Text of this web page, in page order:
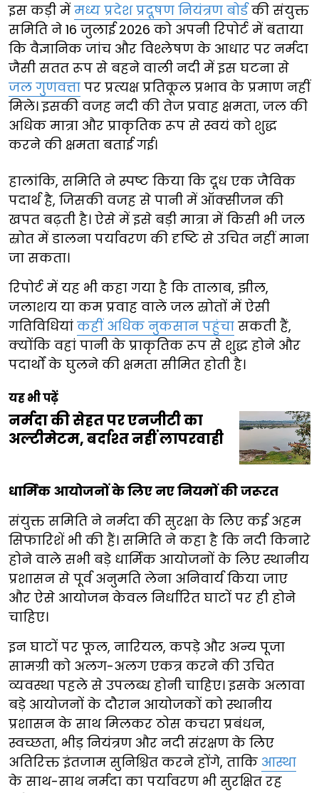
इस कड़ी में मध्य प्रदेश प्रदूषण नियंत्रण बोर्डकी संयुक्त
समिति ने 16 जुलाई 2026 को अपनी रिपोर्ट में बताया
कि वैज्ञानिक जांच और विश्लेषण के आधार पर नर्मदा
जैसी सतत रूप से बहने वाली नदी में इस घटना से
जल गुणवत्ता पर प्रत्यक्ष प्रतिकूल प्रभाव के प्रमाण नहीं
मिले। इसकी वजह नदी की तेज प्रवाह क्षमता, जल की
अधिक मात्रा और प्राकृतिक रूप से स्वयं को शुद्ध
करने की क्षमता बताई गई।
हालांकि, समिति ने स्पष्ट किया कि दूध एक जैविक
पदार्थ है, जिसकी वजह से पानी में ऑक्सीजन की
खपत बढ़ती है। ऐसे में इसे बड़ी मात्रा में किसी भी जल
स्रोत में डालना पर्यावरण की दृष्टि से उचित नहीं माना
जा सकता।
रिपोर्ट में यह भी कहा गया है कि तालाब, झील,
जलाशय या कम प्रवाह वाले जल स्रोतों में ऐसी
गतिविधियां कहीं अधिक नुकसान पहुंचा सकती हैं,
क्योंकि वहां पानी के प्राकृतिक रूप से शुद्ध होने और
पदार्थों के घुलने की क्षमता सीमित होती है।
यह भी पढ़ें
नर्मदा की सेहत पर एनजीटी का
अल्टीमेटम, बर्दाश्त नहीं लापरवाही
धार्मिक आयोजनों के लिए नए नियमों की जरूरत
संयुक्त समिति ने नर्मदा की सुरक्षा के लिए कई अहम
सिफारिशें भी की हैं। समिति ने कहा है कि नदी किनारे
होने वाले सभी बड़े धार्मिक आयोजनों के लिए स्थानीय
प्रशासन से पूर्व अनुमति लेना अनिवार्य किया जाए
और ऐसे आयोजन केवल निर्धारित घाटों पर ही होने
चाहिए।
इन घाटों पर फूल, नारियल, कपड़े और अन्य पूजा
सामग्री को अलग-अलग एकत्र करने की उचित
व्यवस्था पहले से उपलब्ध होनी चाहिए। इसके अलावा
बड़े आयोजनों के दौरान आयोजकों को स्थानीय
प्रशासन के साथ मिलकर ठोस कचरा प्रबंधन,
स्वच्छता, भीड़ नियंत्रण और नदी संरक्षण के लिए
अतिरिक्त इंतजाम सुनिश्चित करने होंगे, ताकि आस्था
के साथ-साथ नर्मदा का पर्यावरण भी सुरक्षित रह